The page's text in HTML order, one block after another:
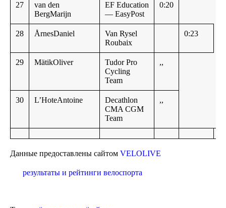
27
van den
BergMarijn
EF Education
— EasyPost
0:20
28 ÅrnesDaniel
Van Rysel
Roubaix
0:23
29 MätikOliver
Tudor Pro
Cycling
Team
,,
30 L’HoteAntoine
Decathlon
CMA CGM
Team
,,
Данные предоставлены сайтом VELOLIVE
результаты и рейтинги велоспорта